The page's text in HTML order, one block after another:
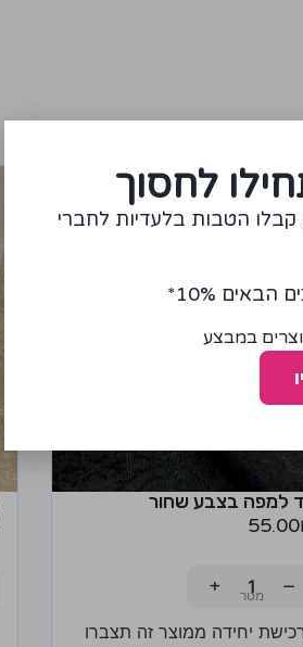
למפה בצבע שחור
55.00
−
+
יחידה ממוצר זה תצברו
לחסוך
קבלו הטבות בלעדיות לחברי
10%*
במבצע